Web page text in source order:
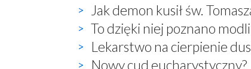
Jak demon kusił św.
To dzięki niej poznano
Lekarstwo na cierpienie
Nowy cud eucharystyczny?